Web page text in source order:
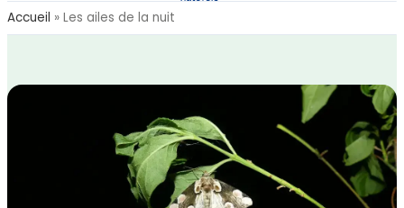
Accueil » Les ailes de la nuit